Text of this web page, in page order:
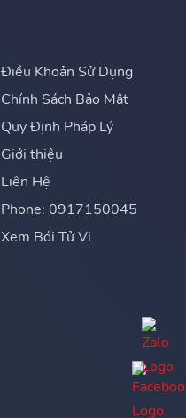
Điều Khoản Sử Dụng
Chính Sách Bảo Mật
Quy Định Pháp Lý
Giới thiệu
Liên Hệ
Phone: 0917150045
Xem Bói Tử Vi